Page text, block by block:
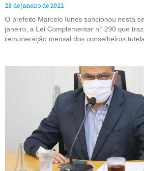
28 de janeiro de 2022
O prefeito Marcelo Iunes sancionou nesta
janeiro, a Lei Complementar n° 290 que
remuneração mensal dos conselheiros